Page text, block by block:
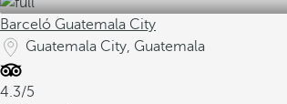
Barceló Guatemala City
Guatemala City, Guatemala
4.3/5